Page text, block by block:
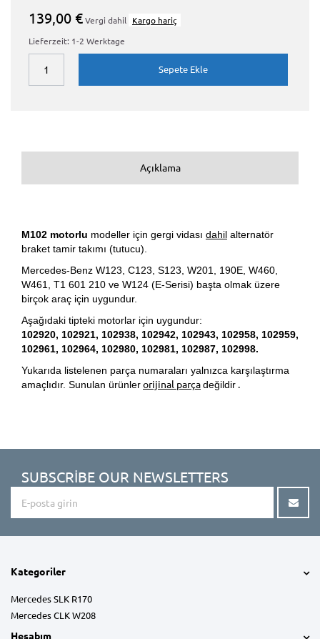
139,00 €Vergi dahil Kargo hariç
Lieferzeit: 1-2 Werktage
Sepete Ekle
Açıklama
M102 motorlu modeller için gergi vidası dahil alternatör
braket tamir takımı (tutucu).
Mercedes-Benz W123, C123, S123, W201, 190E, W460,
W461, T1 601 210 ve W124 (E-Serisi) başta olmak üzere
birçok araç için uygundur.
Aşağıdaki tipteki motorlar için uygundur:
102920, 102921, 102938, 102942, 102943, 102958, 102959,
102961, 102964, 102980, 102981, 102987, 102998.
Yukarıda listelenen parça numaraları yalnızca karşılaştırma
amaçlıdır. Sunulan ürünlerorijinal parçadeğildir .
SUBSCRIBE OUR NEWSLETTERS
Kategoriler
Mercedes SLK R170
Mercedes CLK W208
Hesabım